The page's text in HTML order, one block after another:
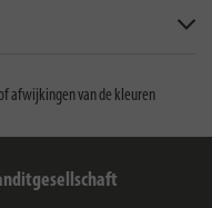
afwijkingen van de kleuren